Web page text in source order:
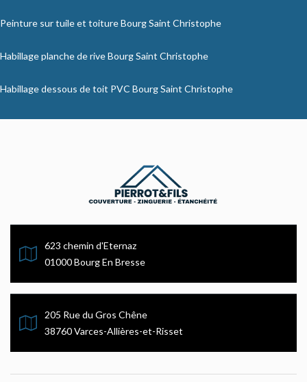
Peinture sur tuile et toiture Bourg Saint Christophe
Habillage planche de rive Bourg Saint Christophe
Habillage dessous de toit PVC Bourg Saint Christophe
623 chemin d'Eternaz
01000 Bourg En Bresse
205 Rue du Gros Chêne
38760 Varces-Allières-et-Risset